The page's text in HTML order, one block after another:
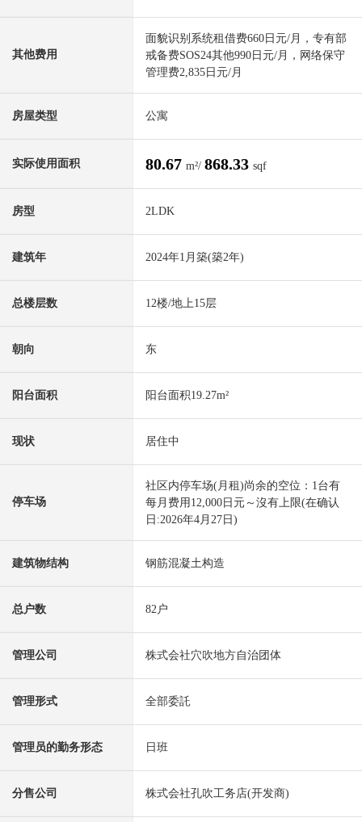
其他费用
面貌识别系统租借费660日元/月，专有部
戒备费SOS24其他990日元/月，网络保守
管理费2,835日元/月
房屋类型 公寓
实际使用面积 80.67 m²/ 868.33 sqf
房型 2LDK
建筑年 2024年1月築(築2年)
总楼层数 12楼/地上15层
朝向 东
阳台面积 阳台面积19.27m²
现状 居住中
停车场
社区内停车场(月租)尚余的空位：1台有
每月费用12,000日元～沒有上限(在确认
日:2026年4月27日)
建筑物结构 钢筋混凝土构造
总户数 82户
管理公司 株式会社穴吹地方自治团体
管理形式 全部委託
管理员的勤务形态 日班
分售公司 株式会社孔吹工务店(开发商)